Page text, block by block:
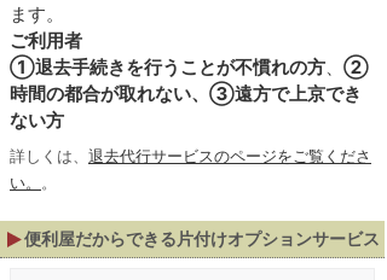
ます。
ご利用者
①退去手続きを行うことが不慣れの方
②
時間の都合が取れない、③遠方で上京でき
ない方
詳しくは、 退去代行サービスのページをご覧くださ
い。
。
便利屋だからできる片付けオプションサービス